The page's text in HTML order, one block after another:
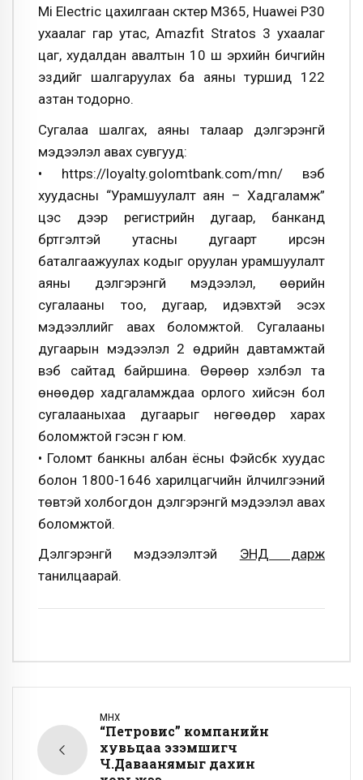
Mi Electric цахилгаан скүтер M365, Huawei P30
ухаалаг гар утас, Amazfit Stratos 3 ухаалаг
цаг, худалдан авалтын 10 ш эрхийн бичгийн
эздийг шалгаруулах ба аяны туршид 122
азтан тодорно.
Сугалаа шалгах, аяны талаар дэлгэрэнгүй
мэдээлэл авах сувгууд:
• https://loyalty.golomtbank.com/mn/ вэб
хуудасны “Урамшуулалт аян – Хадгаламж”
цэс дээр регистрийн дугаар, банканд
бүртгэлтэй утасны дугаарт ирсэн
баталгаажуулах кодыг оруулан урамшуулалт
аяны дэлгэрэнгүй мэдээлэл, өөрийн
сугалааны тоо, дугаар, идэвхтэй эсэх
мэдээллийг авах боломжтой. Сугалааны
дугаарын мэдээлэл 2 өдрийн давтамжтай
вэб сайтад байршина. Өөрөөр хэлбэл та
өнөөдөр хадгаламждаа орлого хийсэн бол
сугалааныхаа дугаарыг нөгөөдөр харах
боломжтой гэсэн үг юм.
• Голомт банкны албан ёсны Фэйсбүүк хуудас
болон 1800-1646 харилцагчийн үйлчилгээний
төвтэй холбогдон дэлгэрэнгүй мэдээлэл авах
боломжтой.
Дэлгэрэнгүй мэдээлэлтэй ЭНД дарж
танилцаарай.
ӨМНӨХ
“Петровис” компанийн
хувьцаа эзэмшигч
Ч.Даваанямыг дахин